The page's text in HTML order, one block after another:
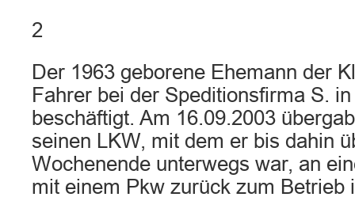
2
Der 1963 geborene Ehemann der
Fahrer bei der Speditionsfirma S.
beschäftigt. Am 16.09.2003
seinen LKW, mit dem er bis dahin
Wochenende unterwegs war, an
mit einem Pkw zurück zum Betrieb